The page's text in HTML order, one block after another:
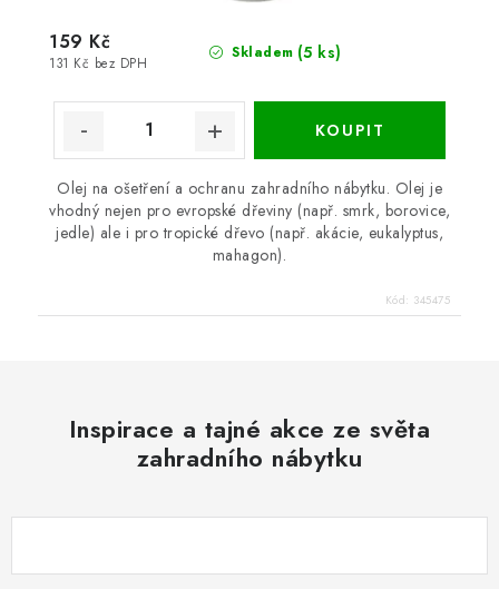
Skladem (5 ks)
131 Kč bez DPH
159 Kč
Olej na ošetření a ochranu zahradního nábytku. Olej je
vhodný nejen pro evropské dřeviny (např. smrk, borovice,
jedle) ale i pro tropické dřevo (např. akácie, eukalyptus,
mahagon).
Kód: 345475
Inspirace a tajné akce ze světa
zahradního nábytku